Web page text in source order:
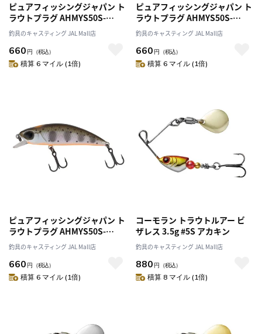
ピュアフィッシングジャパン ト
ラウトプラグ AHMYS50S-
KWMT マイセン50S-舞閃- カワ
ムツ
釣具のキャスティング JAL Mall店
660 円 （税込）
積算 6 マイル (1倍)
ピュアフィッシングジャパン ト
ラウトプラグ AHMYS50S-
PRAYU マイセン50S-舞閃- パー
ルアユ
釣具のキャスティング JAL Mall店
660 円 （税込）
積算 6 マイル (1倍)
ピュアフィッシングジャパン ト
ラウトプラグ AHMYS50S-
PRYM マイセン50S-舞閃- パー
ルヤマメ
釣具のキャスティング JAL Mall店
660 円 （税込）
積算 6 マイル (1倍)
コーモラン トラウトルアー ビ
ザレス 3.5g #5S アカキン
釣具のキャスティング JAL Mall店
880 円 （税込）
積算 8 マイル (1倍)